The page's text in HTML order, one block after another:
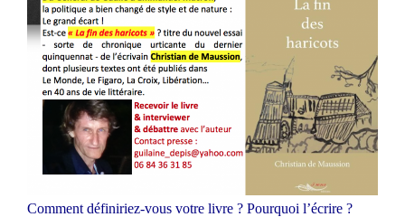
Comment définiriez-vous votre livre ? Pourquoi l’écrire ?